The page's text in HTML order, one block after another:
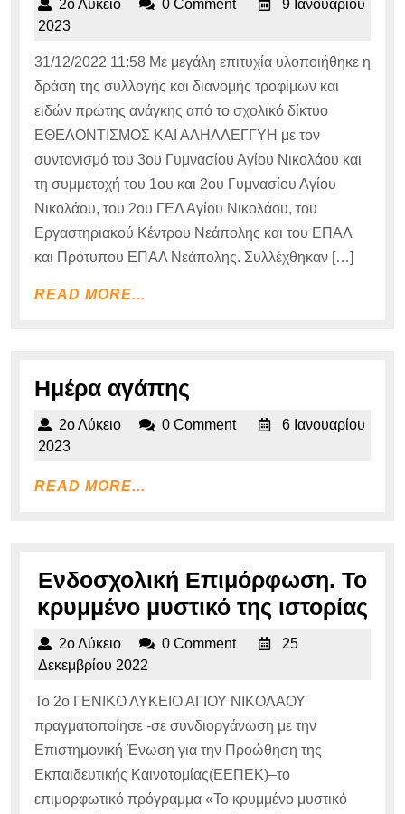
δράσης
του
δικτύου
ΚΑΙ
για
2ο Λύκειο 0 Comment
9 Ιανουαρίου
20239
2023
31/12/2022 11:58 Με μεγάλη επιτυχία υλοποιήθηκε η
δράση της συλλογής και διανομής τροφίμων και
ειδών πρώτης ανάγκης από το σχολικό δίκτυο
ΕΘΕΛΟΝΤΙΣΜΟΣ ΚΑΙ ΑΛΗΛΛΕΓΓΥΗ με τον
συντονισμό του 3ου Γυμνασίου Αγίου Νικολάου και
τη συμμετοχή του 1ου και 2ου Γυμνασίου Αγίου
Νικολάου, του 2ου ΓΕΛ Αγίου Νικολάου, του
Εργαστηριακού Κέντρου Νεάπολης και του ΕΠΑΛ
και Πρότυπου ΕΠΑΛ Νεάπολης. Συλλέχθηκαν […]
READ MORE...
Ημέρα αγάπης
αγάπης
2ο Λύκειο2ο
0 Comment
6 Ιανουαρίου
20236
2023
READ MORE...
Ενδοσχολική Επιμόρφωση. Το
κρυμμένο μυστικό της ιστορίας
2ο Λύκειο2ο
Λύκειο
0 Comment
25
Δεκεμβρίου 2022
2022
Το 2ο ΓΕΝΙΚΟ ΛΥΚΕΙΟ ΑΓΙΟΥ ΝΙΚΟΛΑΟΥ
πραγματοποίησε -σε συνδιοργάνωση με την
Επιστημονική Ένωση για την Προώθηση της
Εκπαιδευτικής Καινοτομίας(ΕΕΠΕΚ)–το
επιμορφωτικό πρόγραμμα «Το κρυμμένο μυστικό